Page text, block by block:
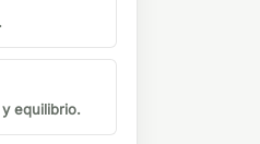
equilibrio.